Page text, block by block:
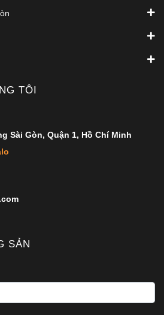
TÔI
Sài Gòn, Quận 1, Hồ Chí Minh
SẢN